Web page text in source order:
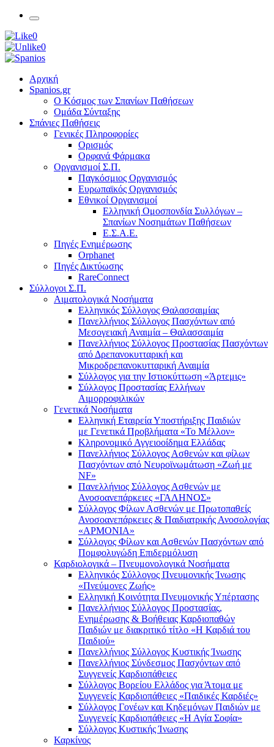
0
0
Αρχική
Spanios.gr
Ο Κόσμος των Σπανίων Παθήσεων
Ομάδα Σύνταξης
Σπάνιες Παθήσεις
Γενικές Πληροφορίες
Ορισμός
Ορφανά Φάρμακα
Οργανισμοί Σ.Π.
Παγκόσμιος Οργανισμός
Ευρωπαϊκός Οργανισμός
Εθνικοί Οργανισμοί
Ελληνική Ομοσπονδία Συλλόγων –
Σπανίων Νοσημάτων Παθήσεων
Ε.Σ.Α.Ε.
Πηγές Ενημέρωσης
Orphanet
Πηγές Δικτύωσης
RareConnect
Σύλλογοι Σ.Π.
Αιματολογικά Νοσήματα
Ελληνικός Σύλλογος Θαλασσαιμίας
Πανελλήνιος Σύλλογος Πασχόντων από
Μεσογειακή Αναιμία – Θαλασσαιμία
Πανελλήνιος Σύλλογος Προστασίας Πασχόντων
από Δρεπανοκυτταρική και
Μικροδρεπανοκυτταρική Αναιμία
Σύλλογος για την Ιστιοκύττωση «Άρτεμις»
Σύλλογος Προστασίας Ελλήνων
Αιμορροφιλικών
Γενετικά Νοσήματα
Ελληνική Εταιρεία Υποστήριξης Παιδιών
με Γενετικά Προβλήματα «Το Μέλλον»
Κληρονομικό Αγγειοοίδημα Ελλάδας
Πανελλήνιος Σύλλογος Ασθενών και φίλων
Πασχόντων από Νευροϊνωμάτωση «Ζωή με
NF»
Πανελλήνιος Σύλλογος Ασθενών με
Ανοσοανεπάρκειες «ΓΑΛΗΝΟΣ»
Σύλλογος Φίλων Ασθενών με Πρωτοπαθείς
Ανοσοανεπάρκειες & Παιδιατρικής Ανοσολογίας
«ΑΡΜΟΝΙΑ»
Σύλλογος Φίλων και Ασθενών Πασχόντων από
Πομφολυγώδη Επιδερμόλυση
Καρδιολογικά – Πνευμονολογικά Νοσήματα
Ελληνικός Σύλλογος Πνευμονικής Ίνωσης
«Πνεύμονες Ζωής»
Ελληνική Κοινότητα Πνευμονικής Υπέρτασης
Πανελλήνιος Σύλλογος Προστασίας,
Ενημέρωσης & Βοήθειας Καρδιοπαθών
Παιδιών με διακριτικό τίτλο «Η Καρδιά του
Παιδιού»
Πανελλήνιος Σύλλογος Κυστικής Ίνωσης
Πανελλήνιος Σύνδεσμος Πασχόντων από
Συγγενείς Καρδιοπάθειες
Σύλλογος Βορείου Ελλάδος για Άτομα με
Συγγενείς Καρδιοπάθειες «Παιδικές Καρδιές»
Σύλλογος Γονέων και Κηδεμόνων Παιδιών με
Συγγενείς Καρδιοπάθειες «Η Αγία Σοφία»
Σύλλογος Κυστικής Ίνωσης
Καρκίνος